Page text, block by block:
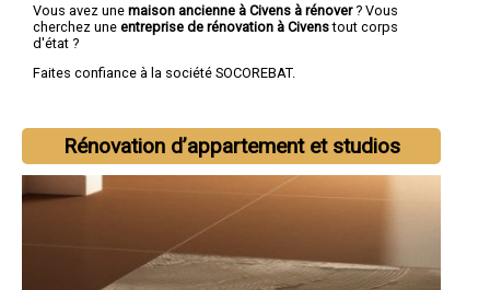
Vous avez une maison ancienne à Civens à rénover? Vous
cherchez une entreprise de rénovation à Civenstout corps
d'état ?
Faites confiance à la société SOCOREBAT.
Rénovation d’appartement et studios